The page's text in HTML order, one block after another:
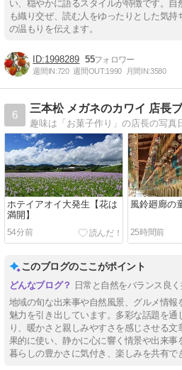
い、穏やかに語るスタイルが特徴です。
も織り交ぜ、読む人をゆったりとした気
の温もりを伝えます。
1998289 55
週間IN:720 週間OUT:1990 月間IN:3580
6
三本松 メガネのカワイ 店長
趣味は「お菓子作り」の店長の写真
ホテイアオイ大発生【花は
満開】
54分前
風鈴廻廊の
25時間前
このブログのここがポイント
日常と自然をバランス良
地域の旬な出来事や自然風景、グルメ情
魅力を引き出しています。多彩な話題を通
り、暖かさと親しみやすさを感じさせる
果的に使い、静かに心に響く情景や出来
暮らしの豊かさに気付き、楽しみを共有で